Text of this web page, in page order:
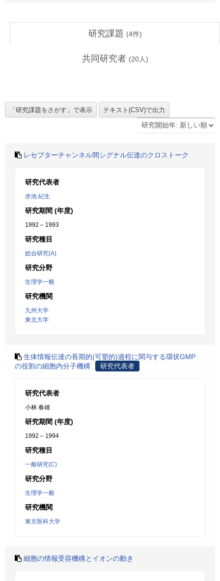
研究課題 (4件)
共同研究者 (20人)
レセプターチャンネル間シグナル伝達のクロストーク
研究代表者
赤池 紀生
研究期間 (年度)
1992 – 1993
研究種目
総合研究(A)
研究分野
生理学一般
研究機関
九州大学
東北大学
生体情報伝達の長期的(可塑的)過程に関与する環状GMP
の役割の細胞内分子機構
研究代表者
研究代表者
小林 春雄
研究期間 (年度)
1992 – 1994
研究種目
一般研究(C)
研究分野
生理学一般
研究機関
東京医科大学
細胞の情報受容機構とイオンの動き